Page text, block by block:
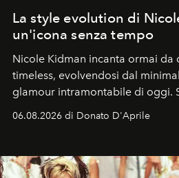
La style evolution di
un'icona senza tempo
Nicole Kidman incanta ormai da
timeless, evolvendosi dal
glamour intramontabile di oggi.
Italia la sua style evolution.
06.08.2026 di Donato D'Aprile